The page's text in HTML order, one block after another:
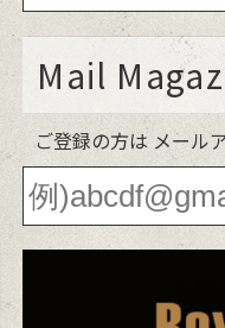
Mail
ご登録の方は メール